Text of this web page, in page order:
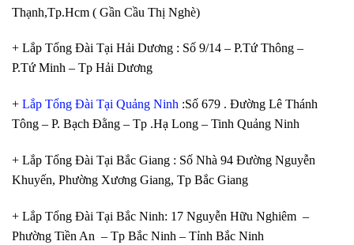
Thạnh,Tp.Hcm ( Gần Cầu Thị Nghè)
+ Lắp Tổng Đài Tại Hải Dương : Số 9/14 – P.Tứ Thông –
P.Tứ Minh – Tp Hải Dương
+ Lắp Tổng Đài Tại Quảng Ninh :Số 679 . Đường Lê Thánh
Tông – P. Bạch Đằng – Tp .Hạ Long – Tinh Quảng Ninh
+ Lắp Tổng Đài Tại Bắc Giang : Số Nhà 94 Đường Nguyễn
Khuyến, Phường Xương Giang, Tp Bắc Giang
+ Lắp Tổng Đài Tại Bắc Ninh: 17 Nguyễn Hữu Nghiêm –
Phường Tiền An – Tp Bắc Ninh – Tỉnh Bắc Ninh